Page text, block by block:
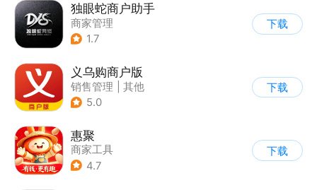
独眼蛇商户助手
商家管理
1.7
下载
义乌购商户版
销售管理
其他
5.0
下载
惠聚
商家工具
4.7
下载